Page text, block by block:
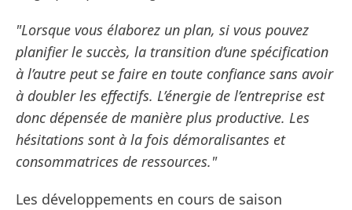
"Lorsque vous élaborez un plan, si vous pouvez
planifier le succès, la transition d’une spécification
à l’autre peut se faire en toute confiance sans avoir
à doubler les effectifs. L’énergie de l’entreprise est
donc dépensée de manière plus productive. Les
hésitations sont à la fois démoralisantes et
consommatrices de ressources."
Les développements en cours de saison